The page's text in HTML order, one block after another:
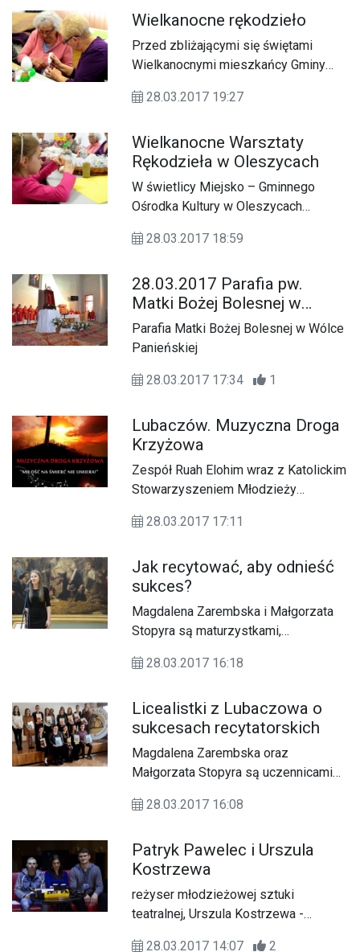
Śrutwy.
Wielkanocne rękodzieło
Przed zbliżającymi się świętami
Wielkanocnymi mieszkańcy Gminy
własnoręcznie wykonać w dowolnym
Ośrodku Kultury w Oleszycach w
dniach 28 – 29.03 odbywają są
warsztaty rękodzieła. We wtorek w
zajęciach uczestniczyli członkowie
„Jesień Życia”.
28.03.2017 19:27
Wielkanocne Warsztaty
Rękodzieła w Oleszycach
W świetlicy Miejsko – Gminnego
Ośrodka Kultury w Oleszycach
14.00 Wielkanocne Warsztaty
Skoczylas z Zalesia. W zajęciach dla
dorosłych uczestniczyli członkowie
Stowarzyszenia Seniorów „Złota
Jesień”.
28.03.2017 18:59
28.03.2017 Parafia pw.
Matki Bożej Bolesnej w
Wólce Panieńskiej
Parafia Matki Bożej Bolesnej w Wólce
Panieńskiej
28.03.2017 17:34 1
Lubaczów. Muzyczna Droga
Krzyżowa
Zespół Ruah Elohim wraz z Katolickim
Stowarzyszeniem Młodzieży
konkatedralnej w Lubaczowie
28.03.2017 17:11
Jak recytować, aby odnieść
sukces?
Magdalena Zarembska i Małgorzata
Stopyra są maturzystkami,
czterech lat związane są z Teatrem
Grażyna Bielec. Dziewczyny są
laureatkami licznych nagród w
konkursach recytatorskich o czym
opowiadały w rozmowie z Katolickim
28.03.2017 16:18
Licealistki z Lubaczowa o
sukcesach recytatorskich
Magdalena Zarembska oraz
Małgorzata Stopyra są uczennicami
Lubaczowie i od czterech lat
Teatrze Małych Form, którego
opiekunem jest Grażyna Bielec.
Dziewczyny są laureatkami licznych
konkursów recytatorskich, również na
28.03.2017 16:08
Patryk Pawelec i Urszula
Kostrzewa
reżyser młodzieżowej sztuki
teatralnej, Urszula Kostrzewa -
28.03.2017 14:07 2